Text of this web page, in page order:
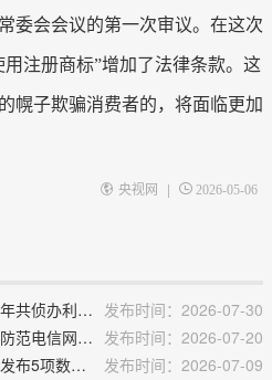
委会会议的第一次审议。在这次
注册商标”增加了法律条款。这
幌子欺骗消费者的，将面临更加
央视网 | 2026-05-06
1.法治日报：公安部：今年上半年共侦办利用AI工具生成网络谣言案件170余起 发布时间：2026-07-30
2.法治日报：公安机关发布暑期防范电信网络诈骗安全提示 发布时间：2026-07-20
3.法治日报：市场监管总局批准发布5项数字国家标准
发布时间：2026-07-09